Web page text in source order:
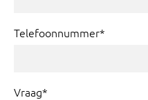
Telefoonnummer*
Vraag*